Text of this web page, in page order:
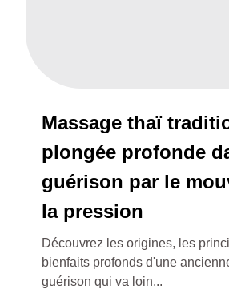
Massage thaï
plongée profonde
guérison par le
la pression
Découvrez les origines, les
bienfaits profonds d'une
guérison qui va loin...